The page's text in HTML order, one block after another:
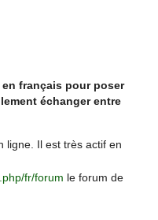
français pour poser
échanger entre
ligne. Il est très actif en
fr/forum le forum de